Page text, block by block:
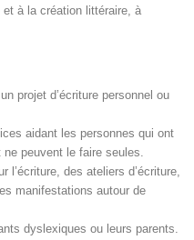
et à la création littéraire, à
projet d’écriture personnel ou
aidant les personnes qui ont
ne peuvent le faire seules.
l’écriture, des ateliers d’écriture,
manifestations autour de
dyslexiques ou leurs parents.